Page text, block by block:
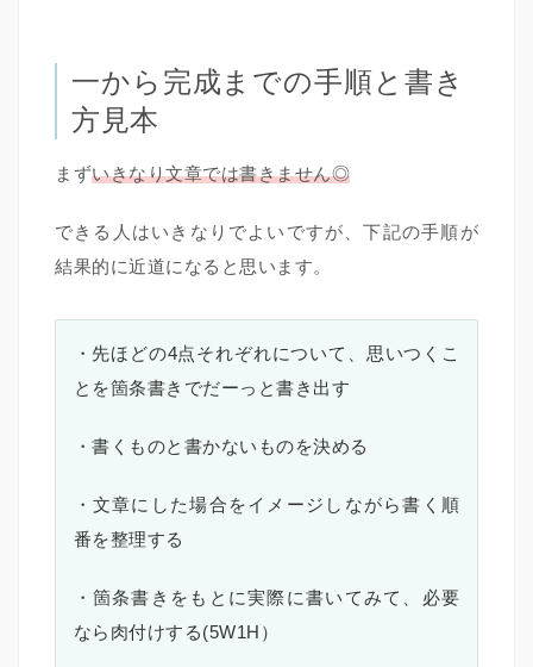
一から完成までの手順と書き
方見本
まずいきなり文章では書きません◎
できる人はいきなりでよいですが、下記の手順が
結果的に近道になると思います。
・先ほどの4点それぞれについて、思いつくこ
とを箇条書きでだーっと書き出す
・書くものと書かないものを決める
・文章にした場合をイメージしながら書く順
番を整理する
・箇条書きをもとに実際に書いてみて、必要
なら肉付けする(5W1H）